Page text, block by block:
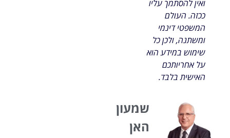
ואין להסתמך עליו
ככזה. העולם
המשפטי דינמי
ומשתנה, ולכן כל
שימוש במידע הוא
על אחריותכם
האישית בלבד.
שמעון
האן